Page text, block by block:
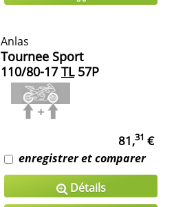
Anlas
Tournee Sport
110/80-17 TL57P
81,31 €
enregistrer et comparer
Détails